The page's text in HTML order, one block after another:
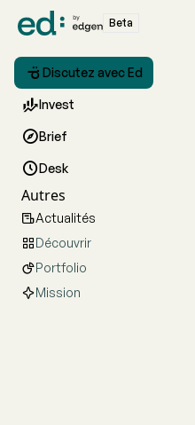
Beta
 Discutez avec Ed
Invest
Brief
Desk
Autres
Actualités
Découvrir
Portfolio
Mission